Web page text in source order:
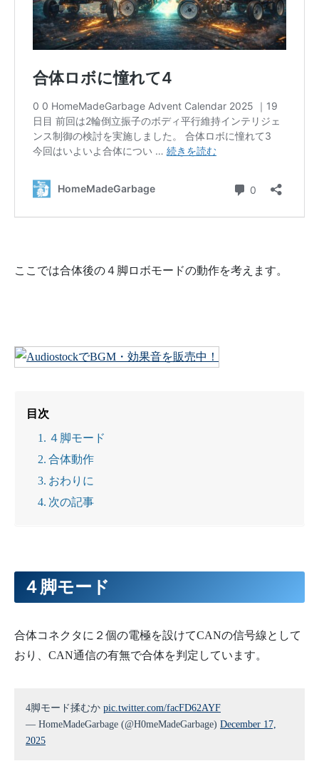
ここでは合体後の４脚ロボモードの動作を考えます。
目次
４脚モード
合体動作
おわりに
次の記事
４脚モード
合体コネクタに２個の電極を設けてCANの信号線として
おり、CAN通信の有無で合体を判定しています。
4脚モード揉むか pic.twitter.com/facFD62AYF
— HomeMadeGarbage (@H0meMadeGarbage) December 17,
2025